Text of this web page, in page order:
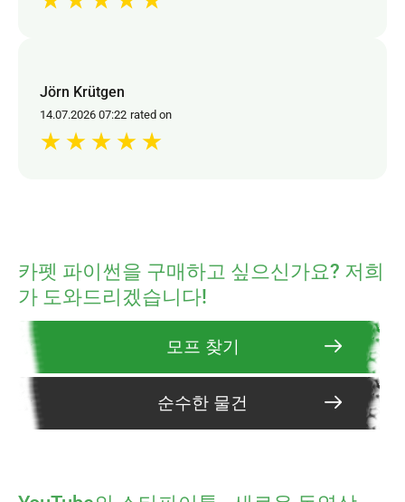
Jörn Krütgen
14.07.2026 07:22 rated on
★ ★ ★ ★ ★
카펫 파이썬을 구매하고 싶으신가요? 저희
가 도와드리겠습니다!
모프 찾기
순수한 물건